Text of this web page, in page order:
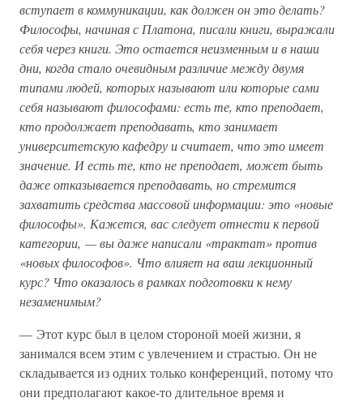
вступает в коммуникации, как должен он это делать?
Философы, начиная с Платона, писали книги, выражали
себя через книги. Это остается неизменным и в наши
дни, когда стало очевидным различие между двумя
типами людей, которых называют или которые сами
себя называют философами: есть те, кто преподает,
кто продолжает преподавать, кто занимает
университетскую кафедру и считает, что это имеет
значение. И есть те, кто не преподает, может быть
даже отказывается преподавать, но стремится
захватить средства массовой информации: это «новые
философы». Кажется, вас следует отнести к первой
категории, — вы даже написали «трактат» против
«новых философов». Что влияет на ваш лекционный
курс? Что оказалось в рамках подготовки к нему
незаменимым?
— Этот курс был в целом стороной моей жизни, я
занимался всем этим с увлечением и страстью. Он не
складывается из одних только конференций, потому что
они предполагают какое-то длительное время и